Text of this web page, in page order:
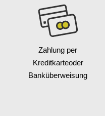
Zahlung per
Kreditkarteoder
Banküberweisung